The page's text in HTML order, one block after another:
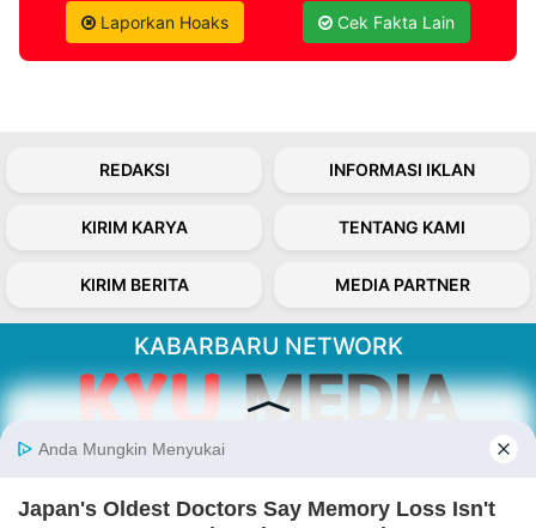
Laporkan Hoaks Cek Fakta Lain
REDAKSI INFORMASI IKLAN
KIRIM KARYA TENTANG KAMI
KIRIM BERITA MEDIA PARTNER
KABARBARU NETWORK